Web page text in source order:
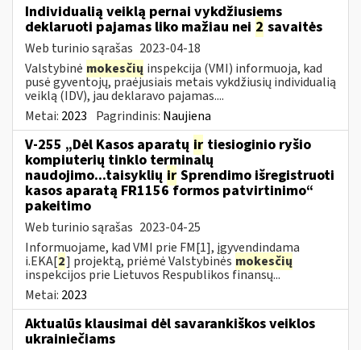
Individualią veiklą pernai vykdžiusiems
deklaruoti pajamas liko mažiau nei 2 savaitės
Web turinio sąrašas 2023-04-18
Valstybinė mokesčių inspekcija (VMI) informuoja, kad
pusė gyventojų, praėjusiais metais vykdžiusių individualią
veiklą (IDV), jau deklaravo pajamas....
Metai: 2023 Pagrindinis: Naujiena
V-255 „Dėl Kasos aparatų ir tiesioginio ryšio
kompiuterių tinklo terminalų
naudojimo...taisyklių ir Sprendimo išregistruoti
kasos aparatą FR1156 formos patvirtinimo“
pakeitimo
Web turinio sąrašas 2023-04-25
Informuojame, kad VMI prie FM[1], įgyvendindama
i.EKA[2] projektą, priėmė Valstybinės mokesčių
inspekcijos prie Lietuvos Respublikos finansų...
Metai: 2023
Aktualūs klausimai dėl savarankiškos veiklos
ukrainiečiams